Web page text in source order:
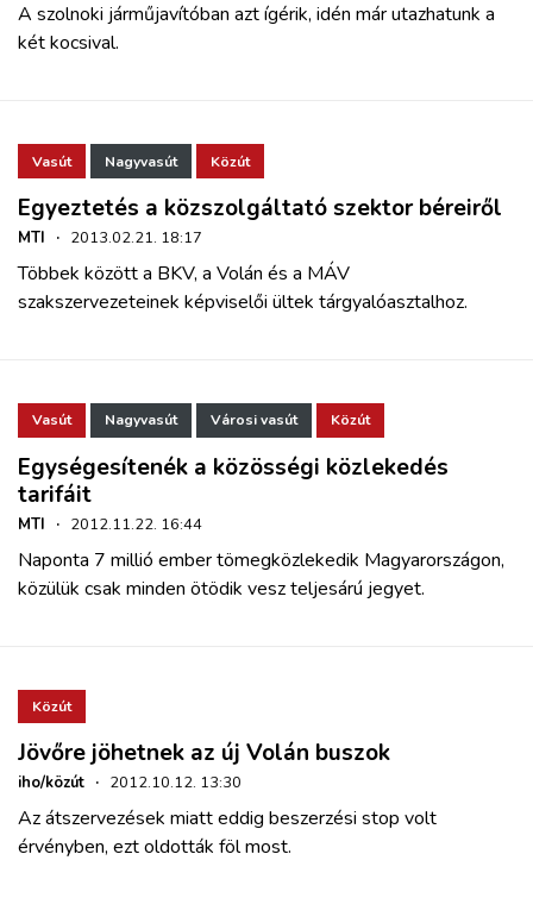
A szolnoki járműjavítóban azt ígérik, idén már utazhatunk a
két kocsival.
Vasút Nagyvasút Közút
Egyeztetés a közszolgáltató szektor béreiről
MTI · 2013.02.21. 18:17
Többek között a BKV, a Volán és a MÁV
szakszervezeteinek képviselői ültek tárgyalóasztalhoz.
Vasút Nagyvasút Városi vasút Közút
Egységesítenék a közösségi közlekedés
tarifáit
MTI · 2012.11.22. 16:44
Naponta 7 millió ember tömegközlekedik Magyarországon,
közülük csak minden ötödik vesz teljesárú jegyet.
Közút
Jövőre jöhetnek az új Volán buszok
iho/közút · 2012.10.12. 13:30
Az átszervezések miatt eddig beszerzési stop volt
érvényben, ezt oldották föl most.